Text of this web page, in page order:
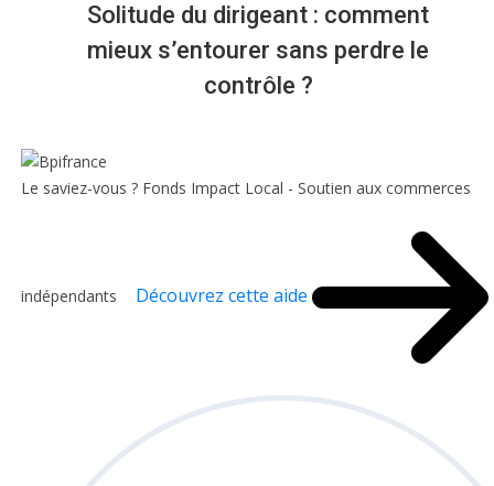
Solitude du dirigeant : comment
mieux s’entourer sans perdre le
contrôle ?
Le saviez-vous ? Fonds Impact Local - Soutien aux commerces
indépendants Découvrez cette aide